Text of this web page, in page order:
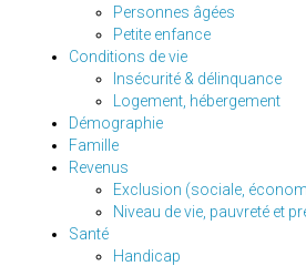
Personnes âgées
Petite enfance
Conditions de vie
Insécurité & délinquance
Logement, hébergement
Démographie
Famille
Revenus
Exclusion (sociale,
Niveau de vie, pauvreté et
Santé
Handicap